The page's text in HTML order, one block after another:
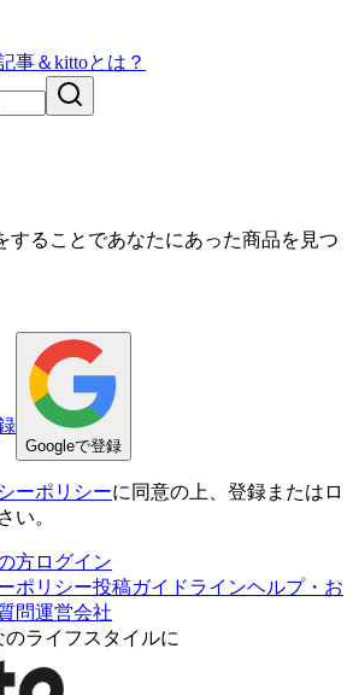
事＆kittoとは？
することであなたにあった商品を見つ
Googleで登録
ーポリシーに同意の上、登録またはロ
い。
方ログイン
ポリシー投稿ガイドラインヘルプ・お
問運営会社
ライフスタイルに